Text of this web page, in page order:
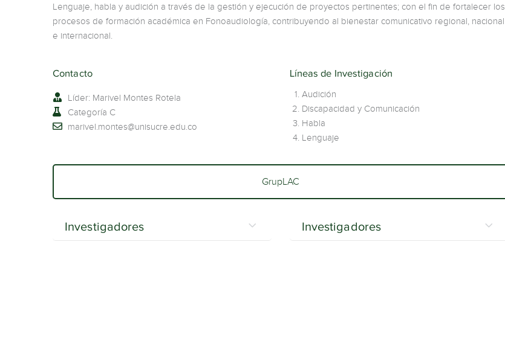
Lenguaje, habla y audición a través de la gestión y ejecución de proyectos pertinentes; con el fin de fortalecer los
procesos de formación académica en Fonoaudiología, contribuyendo al bienestar comunicativo regional, nacional
e internacional.
Contacto
Líder: Marivel Montes Rotela
Categoría C
marivel.montes@unisucre.edu.co
Líneas de Investigación
Audición
Discapacidad y Comunicación
Habla
Lenguaje
GrupLAC
Investigadores Investigadores